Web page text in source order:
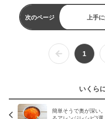
次のページ 上手
1
いくら
簡単そうで奥が深い